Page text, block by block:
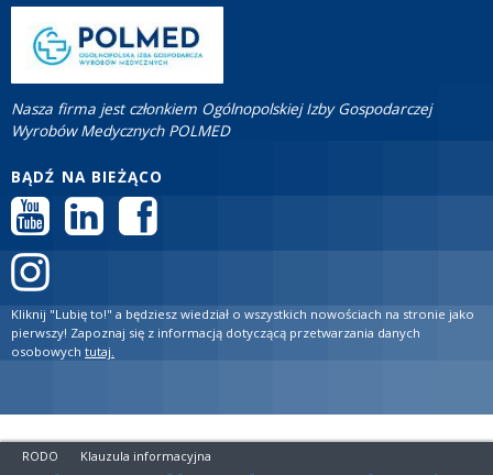
Nasza firma jest członkiem Ogólnopolskiej Izby Gospodarczej
Wyrobów Medycznych POLMED
BĄDŹ NA BIEŻĄCO
Kliknij "Lubię to!" a będziesz wiedział o wszystkich nowościach na stronie jako
pierwszy! Zapoznaj się z informacją dotyczącą przetwarzania danych
osobowych tutaj.
RODO Klauzula informacyjna